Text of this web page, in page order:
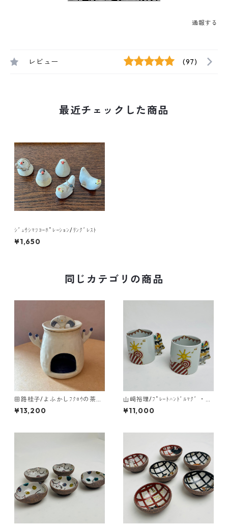
通報する
レビュー (97)
最近チェックした商品
ｼﾞｭｳｼﾏﾂｺｰﾎﾟﾚｰｼｮﾝ/ﾘﾝｸﾞﾚｽﾄ
¥1,650
同じカテゴリの商品
田路桂子/よふかしﾌｸﾛｳの茶香
炉
¥13,200
山﨑裕理/ﾌﾟﾚｰﾄﾊﾝﾄﾞﾙﾏｸﾞ ・ﾌﾞ
ﾚｰﾒﾝの音楽隊
¥11,000